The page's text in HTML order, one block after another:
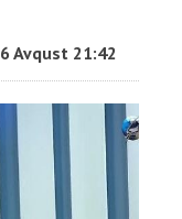
6 Avqust 21:42